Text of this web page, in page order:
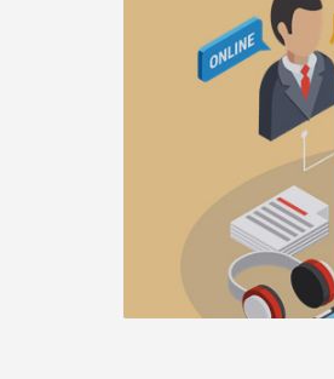
LỚP HỌC
Lớp 12
Lớp 8
Lớp 7